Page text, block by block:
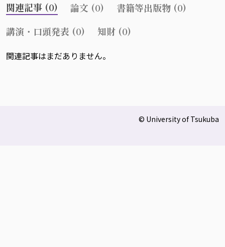
関連記事 (0) 論文 (0)
書籍等出版物 (0)
講演・口頭発表 (0)
知財 (0)
関連記事はまだありません。
© University of Tsukuba